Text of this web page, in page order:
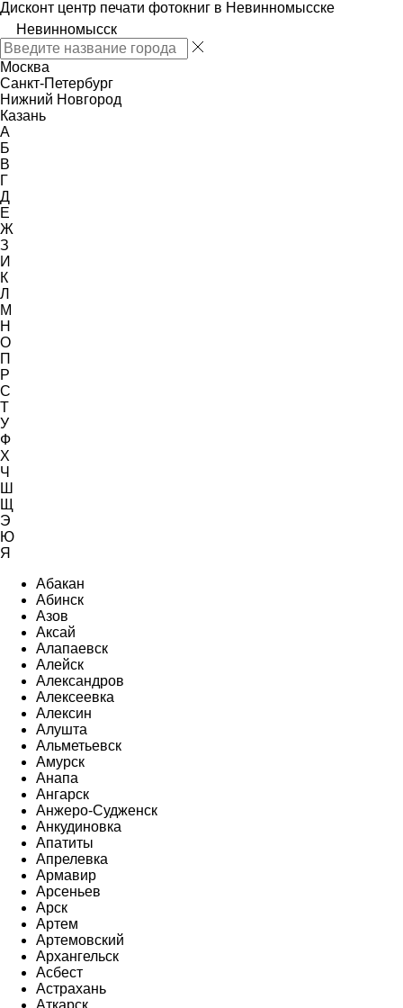
Дисконт центр печати фотокниг в Невинномысске
Невинномысск
Москва
Санкт-Петербург
Нижний Новгород
Казань
А
Б
В
Г
Д
Е
Ж
З
И
К
Л
М
Н
О
П
Р
С
Т
У
Ф
Х
Ч
Ш
Щ
Э
Ю
Я
Абакан
Абинск
Азов
Аксай
Алапаевск
Алейск
Александров
Алексеевка
Алексин
Алушта
Альметьевск
Амурск
Анапа
Ангарск
Анжеро-Судженск
Анкудиновка
Апатиты
Апрелевка
Армавир
Арсеньев
Арск
Артем
Артемовский
Архангельск
Асбест
Астрахань
Аткарск